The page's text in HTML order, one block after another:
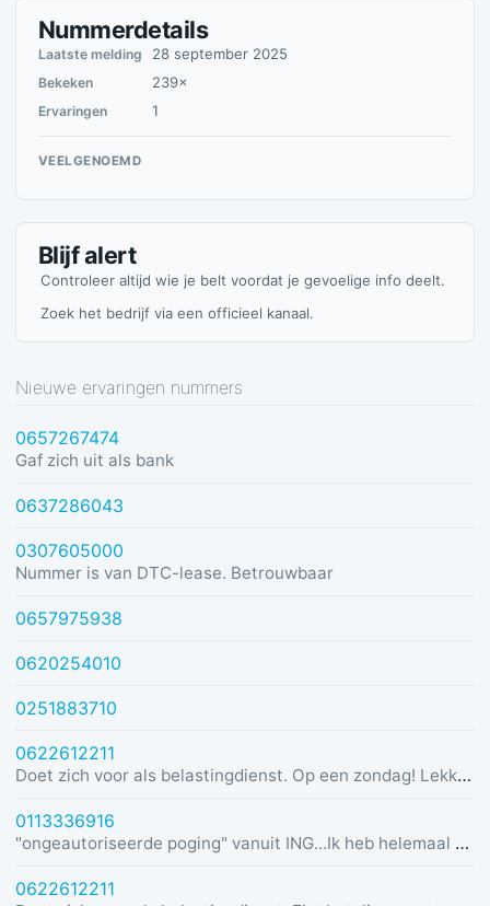
Nummerdetails
Laatste melding 28 september 2025
Bekeken 239×
Ervaringen 1
VEELGENOEMD
Blijf alert
Controleer altijd wie je belt voordat je gevoelige info deelt.
Zoek het bedrijf via een officieel kanaal.
Nieuwe ervaringen nummers
0657267474
Gaf zich uit als bank
0637286043
0307605000
Nummer is van DTC-lease. Betrouwbaar
0657975938
0620254010
0251883710
0622612211
Doet zich voor als belastingdienst. Op een zondag! Lekker dom
0113336916
"ongeautoriseerde poging" vanuit ING...Ik heb helemaal geen rekening bij ING :)
0622612211